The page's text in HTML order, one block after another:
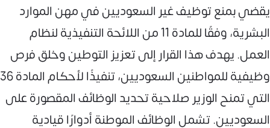
يقضي بمنع توظيف غير السعوديين في مهن الموارد
البشرية، وفقًا للمادة 11 من اللائحة التنفيذية لنظام
العمل. يهدف هذا القرار إلى تعزيز التوطين وخلق فرص
وظيفية للمواطنين السعوديين، تنفيذًا لأحكام المادة 36
التي تمنح الوزير صلاحية تحديد الوظائف المقصورة على
السعوديين. تشمل الوظائف الموطنة أدوارًا قيادية